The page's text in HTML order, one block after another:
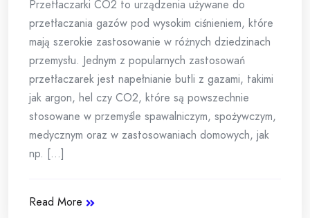
Przetłaczarki CO2 to urządzenia używane do
przetłaczania gazów pod wysokim ciśnieniem, które
mają szerokie zastosowanie w różnych dziedzinach
przemysłu. Jednym z popularnych zastosowań
przetłaczarek jest napełnianie butli z gazami, takimi
jak argon, hel czy CO2, które są powszechnie
stosowane w przemyśle spawalniczym, spożywczym,
medycznym oraz w zastosowaniach domowych, jak
np. [...]
Read More